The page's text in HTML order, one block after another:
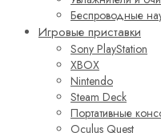
Беспроводные
Игровые приставки
Sony PlayStation
XBOX
Nintendo
Steam Deck
Портативные
Oculus Quest